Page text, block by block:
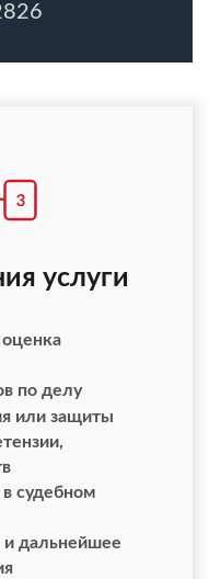
услуги
оценка
по делу
или защиты
судебном
и дальнейшее